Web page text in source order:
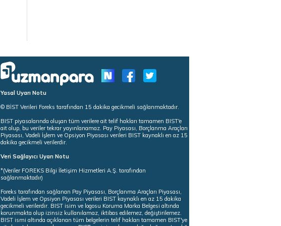
Yasal Uyarı Notu
© BİST Verileri Foreks tarafından 15 dakika gecikmeli sağlanmaktadır.
BIST piyasalarında oluşan tüm verilere ait telif hakları tamamen BIST'e
ait olup, bu veriler tekrar yayınlanamaz. Pay Piyasası, Borçlanma Araçları
Piyasası, Vadeli İşlem ve Opsiyon Piyasası verileri BIST kaynaklı en az 15
dakika gecikmeli verilerdir.
Veri Sağlayıcı Uyarı Notu
*(Veriler FOREKS Bilgi İletişim Hizmetleri A.Ş. tarafından
sağlanmaktadır)
Foreks tarafından sağlanan Pay Piyasası, Borçlanma Araçları Piyasası,
Vadeli İşlem ve Opsiyon Piyasası verileri BIST kaynaklı en az 15 dakika
gecikmeli verilerdir. BIST isim ve logosu Koruma Marka Belgesi altında
korunmakta olup izinsiz kullanılamaz, iktibas edilemez, değiştirilemez.
BIST ismi altında açıklanan tüm belgelerin telif hakları tamamen BIST'ye